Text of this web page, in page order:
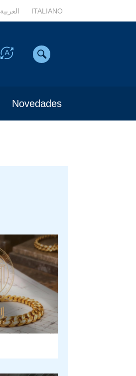
العربية ITALIANO
Novedades